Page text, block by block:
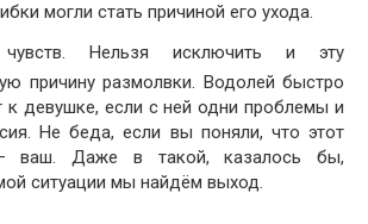
могли стать причиной его ухода.
чувств. Нельзя исключить и эту
причину размолвки. Водолей быстро
к девушке, если с ней одни проблемы и
Не беда, если вы поняли, что этот
ваш. Даже в такой, казалось бы,
ситуации мы найдём выход.